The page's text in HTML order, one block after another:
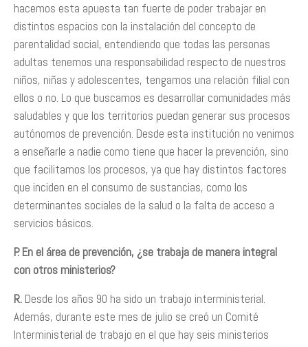
hacemos esta apuesta tan fuerte de poder trabajar en
distintos espacios con la instalación del concepto de
parentalidad social, entendiendo que todas las personas
adultas tenemos una responsabilidad respecto de nuestros
niños, niñas y adolescentes, tengamos una relación filial con
ellos o no. Lo que buscamos es desarrollar comunidades más
saludables y que los territorios puedan generar sus procesos
autónomos de prevención. Desde esta institución no venimos
a enseñarle a nadie como tiene que hacer la prevención, sino
que facilitamos los procesos, ya que hay distintos factores
que inciden en el consumo de sustancias, como los
determinantes sociales de la salud o la falta de acceso a
servicios básicos.
P. En el área de prevención, ¿se trabaja de manera integral
con otros ministerios?
R. Desde los años 90 ha sido un trabajo interministerial.
Además, durante este mes de julio se creó un Comité
Interministerial de trabajo en el que hay seis ministerios